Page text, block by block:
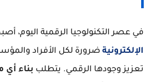
في عصر التكنولوجيا الرقمية اليوم،
الإلكترونية ضرورة لكل الأفراد
تعزيز وجودها الرقمي. يتطلب بناء أي